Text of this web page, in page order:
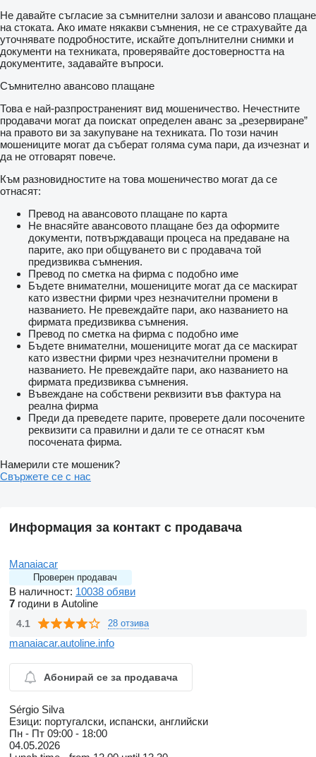
Не давайте съгласие за съмнителни залози и авансово плащане
на стоката. Ако имате някакви съмнения, не се страхувайте да
уточнявате подробностите, искайте допълнителни снимки и
документи на техниката, проверявайте достоверността на
документите, задавайте въпроси.
Съмнително авансово плащане
Това е най-разпространеният вид мошеничество. Нечестните
продавачи могат да поискат определен аванс за „резервиране”
на правото ви за закупуване на техниката. По този начин
мошениците могат да съберат голяма сума пари, да изчезнат и
да не отговарят повече.
Към разновидностите на това мошеничество могат да се
отнасят:
Превод на авансовото плащане по карта
Не внасяйте авансовото плащане без да оформите
документи, потвърждаващи процеса на предаване на
парите, ако при общуването ви с продавача той
предизвиква съмнения.
Превод по сметка на фирма с подобно име
Бъдете внимателни, мошениците могат да се маскират
като известни фирми чрез незначителни промени в
названието. Не превеждайте пари, ако названието на
фирмата предизвиква съмнения.
Превод по сметка на фирма с подобно име
Бъдете внимателни, мошениците могат да се маскират
като известни фирми чрез незначителни промени в
названието. Не превеждайте пари, ако названието на
фирмата предизвиква съмнения.
Въвеждане на собствени реквизити във фактура на
реална фирма
Преди да преведете парите, проверете дали посочените
реквизити са правилни и дали те се отнасят към
посочената фирма.
Намерили сте мошеник?
Свържете се с нас
Информация за контакт с продавача
Manaiacar
Проверен продавач
В наличност: 10038 обяви
7 години в Autoline
4.1 28 отзива
manaiacar.autoline.info
Абонирай се за продавача
Sérgio Silva
Езици: португалски, испански, английски
Пн - Пт 09:00 - 18:00
04.05.2026